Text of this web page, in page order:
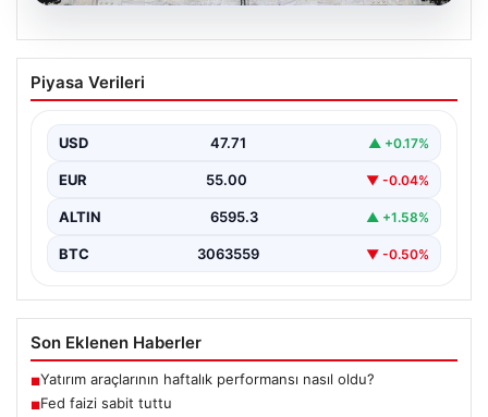
06.08.2026
Fed faizi sabit tuttu
Piyasa Verileri
USD 47.71 ▲ +0.17%
EUR 55.00 ▼ -0.04%
ALTIN 6595.3 ▲ +1.58%
BTC 3063559 ▼ -0.50%
Son Eklenen Haberler
■Yatırım araçlarının haftalık performansı nasıl oldu?
■Fed faizi sabit tuttu